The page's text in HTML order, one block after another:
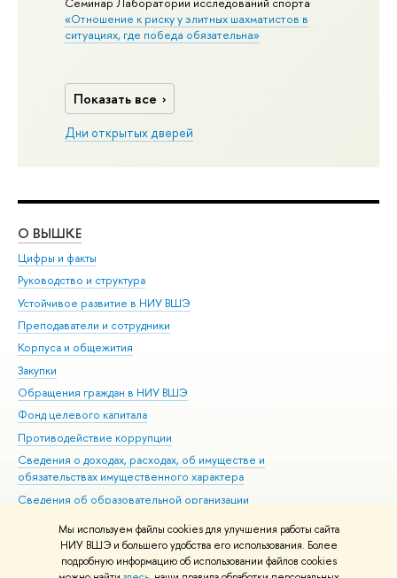
Мы используем файлы cookies для улучшения работы сайта
НИУ ВШЭ и большего удобства его использования. Более
подробную информацию об использовании файлов cookies
«Отношение к риску у элитных шахматистов в
ситуациях, где победа обязательна»
Показать все
Дни открытых дверей
О ВЫШКЕ
Цифры и факты
Руководство и структура
Устойчивое развитие в НИУ ВШЭ
Преподаватели и сотрудники
Корпуса и общежития
Закупки
Обращения граждан в НИУ ВШЭ
Фонд целевого капитала
Противодействие коррупции
Сведения о доходах, расходах, об имуществе и
обязательствах имущественного характера
Сведения об образовательной организации
Людям с ограниченными возможностями здоровья
Единая платежная страница
Работа в Вышке